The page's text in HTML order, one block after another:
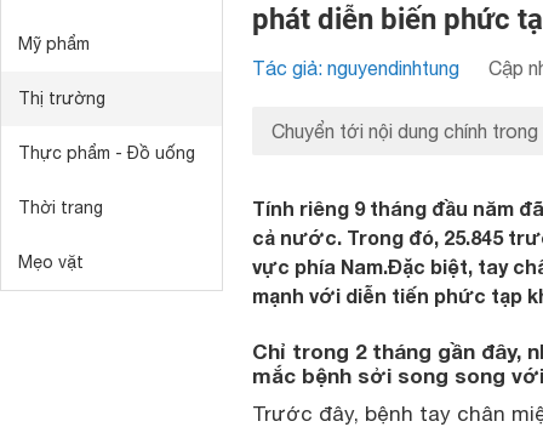
Mỹ phẩm
Thị trường
Thực phẩm - Đồ uống
Thời trang
Mẹo vặt
phát diễn biến phức
Tác giả: nguyendinhtung Cập
Chuyển tới nội dung chính trong
Tính riêng 9 tháng đầu năm
cả nước. Trong đó, 25.845
vực phía Nam.Đặc biệt, tay
mạnh với diễn tiến phức tạp
Chỉ trong 2 tháng gần đây,
mắc bệnh sởi song song
Trước đây, bệnh tay chân